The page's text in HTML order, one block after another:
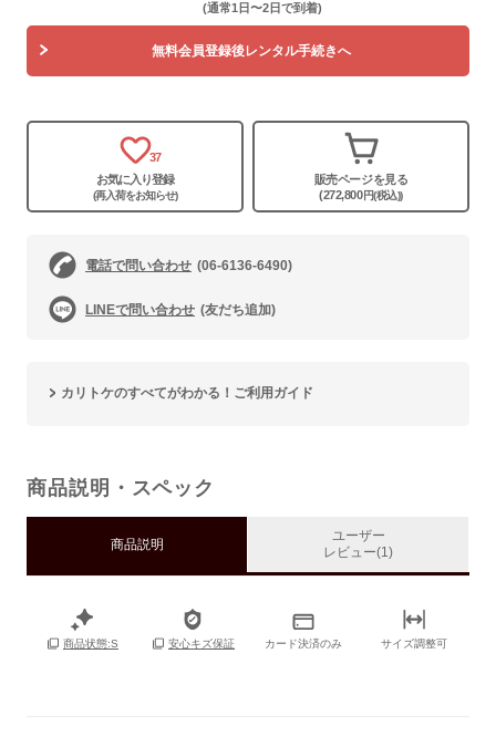
(通常1日〜2日で到着)
無料会員登録後レンタル手続きへ
37
お気に入り登録
(再入荷をお知らせ)
販売ページを見る
(272,800円(税込))
電話で問い合わせ (06-6136-6490)
LINEで問い合わせ (友だち追加)
カリトケのすべてがわかる！ご利用ガイド
商品説明・スペック
商品説明
ユーザー
レビュー(1)
商品状態:S 安心キズ保証 カード決済のみ サイズ調整可